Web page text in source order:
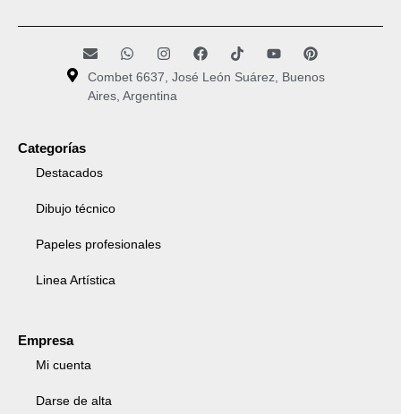
Combet 6637, José León Suárez, Buenos
Aires, Argentina
Categorías
Destacados
Dibujo técnico
Papeles profesionales
Linea Artística
Empresa
Mi cuenta
Darse de alta